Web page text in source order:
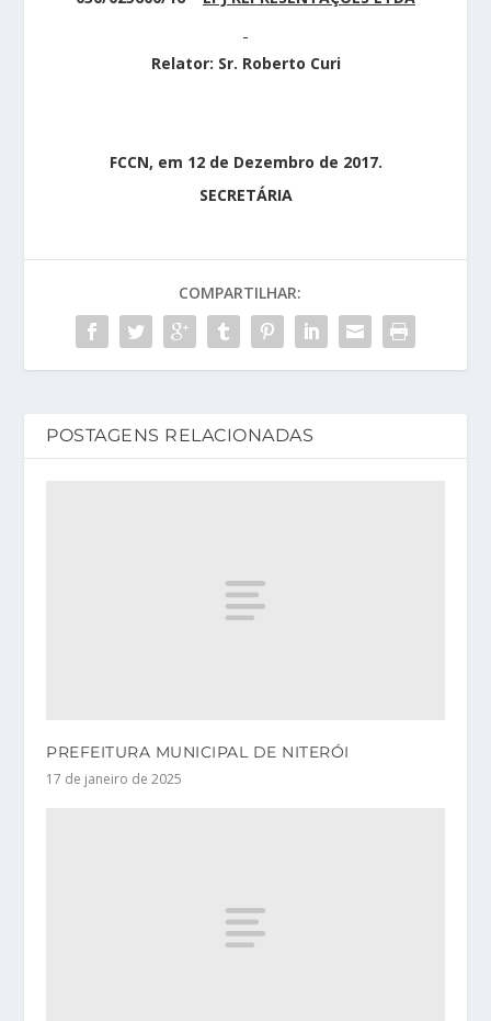
Relator: Sr. Roberto Curi
FCCN, em 12 de Dezembro de 2017.
SECRETÁRIA
COMPARTILHAR:
POSTAGENS RELACIONADAS
PREFEITURA MUNICIPAL DE NITERÓI
17 de janeiro de 2025